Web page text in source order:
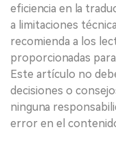
eficiencia en la
a limitaciones
recomienda a los
proporcionadas
Este artículo no
decisiones o
ninguna
error en el